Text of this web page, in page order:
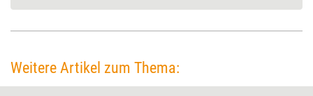
Weitere Artikel zum Thema: